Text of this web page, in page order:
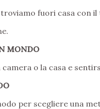
fuori casa con
MONDO
o la casa e
per scegliere una